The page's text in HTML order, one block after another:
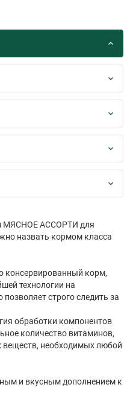
МЯСНОЕ АССОРТИ для
назвать кормом класса
корм,
технологии на
строго следить за
обработки компонентов
количество витаминов,
веществ, необходимых любой
и вкусным дополнением к